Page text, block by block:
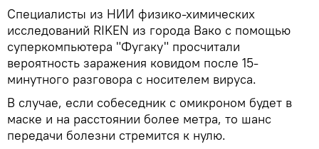
Специалисты из НИИ физико-химических
исследований RIKEN из города Вако с помощью
суперкомпьютера "Фугаку" просчитали
вероятность заражения ковидом после 15-
минутного разговора с носителем вируса.
В случае, если собеседник с омикроном будет в
маске и на расстоянии более метра, то шанс
передачи болезни стремится к нулю.